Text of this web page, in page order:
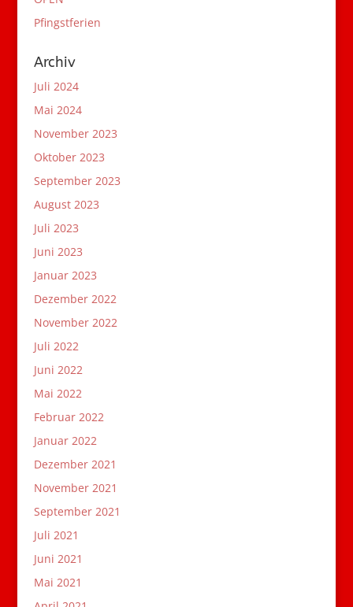
Pfingstferien
Archiv
Juli 2024
Mai 2024
November 2023
Oktober 2023
September 2023
August 2023
Juli 2023
Juni 2023
Januar 2023
Dezember 2022
November 2022
Juli 2022
Juni 2022
Mai 2022
Februar 2022
Januar 2022
Dezember 2021
November 2021
September 2021
Juli 2021
Juni 2021
Mai 2021